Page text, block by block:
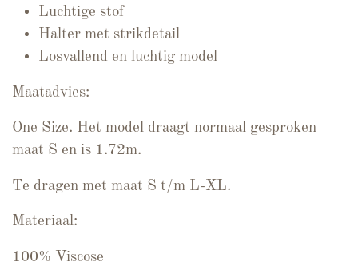
Luchtige stof
Halter met strikdetail
Losvallend en luchtig model
Maatadvies:
One Size. Het model draagt normaal gesproken
maat S en is 1.72m.
Te dragen met maat S t/m L-XL.
Materiaal:
100% Viscose